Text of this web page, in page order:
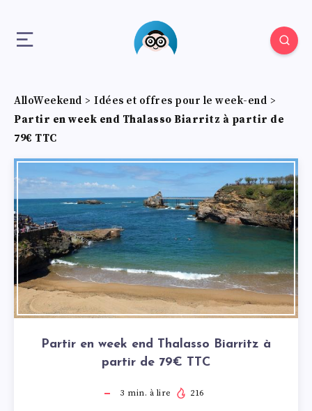
AlloWeekend > Idées et offres pour le week-end >
Partir en week end Thalasso Biarritz à partir de
79€ TTC
Partir en week end Thalasso Biarritz à
partir de 79€ TTC
3 min. à lire 216